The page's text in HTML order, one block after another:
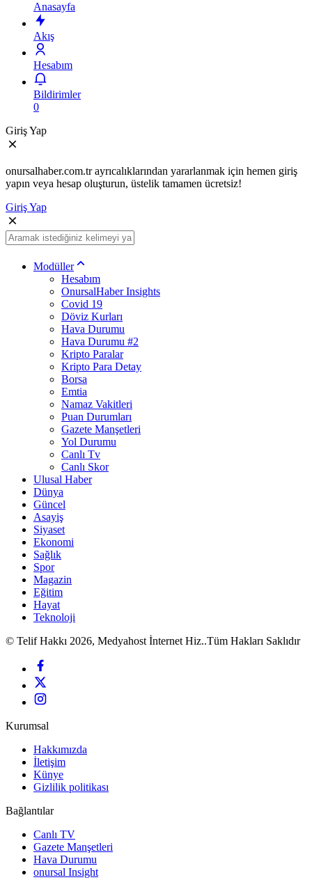
Anasayfa
Akış
Hesabım
Bildirimler
0
Giriş Yap
onursalhaber.com.tr ayrıcalıklarından yararlanmak için hemen giriş
yapın veya hesap oluşturun, üstelik tamamen ücretsiz!
Giriş Yap
Modüller
Hesabım
OnursalHaber Insights
Covid 19
Döviz Kurları
Hava Durumu
Hava Durumu #2
Kripto Paralar
Kripto Para Detay
Borsa
Emtia
Namaz Vakitleri
Puan Durumları
Gazete Manşetleri
Yol Durumu
Canlı Tv
Canlı Skor
Ulusal Haber
Dünya
Güncel
Asayiş
Siyaset
Ekonomi
Sağlık
Spor
Magazin
Eğitim
Hayat
Teknoloji
© Telif Hakkı 2026, Medyahost İnternet Hiz..Tüm Hakları Saklıdır
Kurumsal
Hakkımızda
İletişim
Künye
Gizlilik politikası
Bağlantılar
Canlı TV
Gazete Manşetleri
Hava Durumu
onursal Insight